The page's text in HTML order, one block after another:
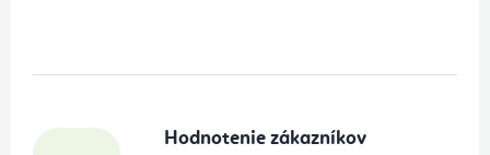
Hodnotenie zákazníkov